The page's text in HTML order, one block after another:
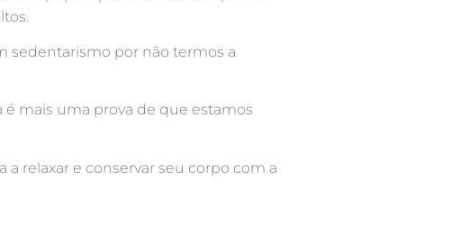
sedentarismo por não termos a
mais uma prova de que estamos
relaxar e conservar seu corpo com a